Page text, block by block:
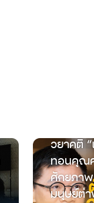
วยาคติ
ทอนคุณ
ศักยภา
มนุษย์ต่า